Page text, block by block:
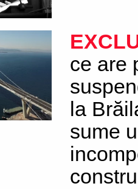
ce are
la
sume